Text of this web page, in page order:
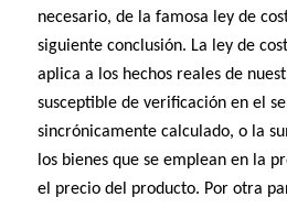
necesario, de la famosa ley de
siguiente conclusión. La ley de
aplica a los hechos reales de
susceptible de verificación en el
sincrónicamente calculado, o la
los bienes que se emplean en la
el precio del producto. Por otra